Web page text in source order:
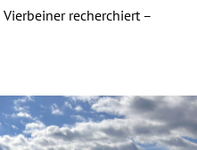
recherchiert –